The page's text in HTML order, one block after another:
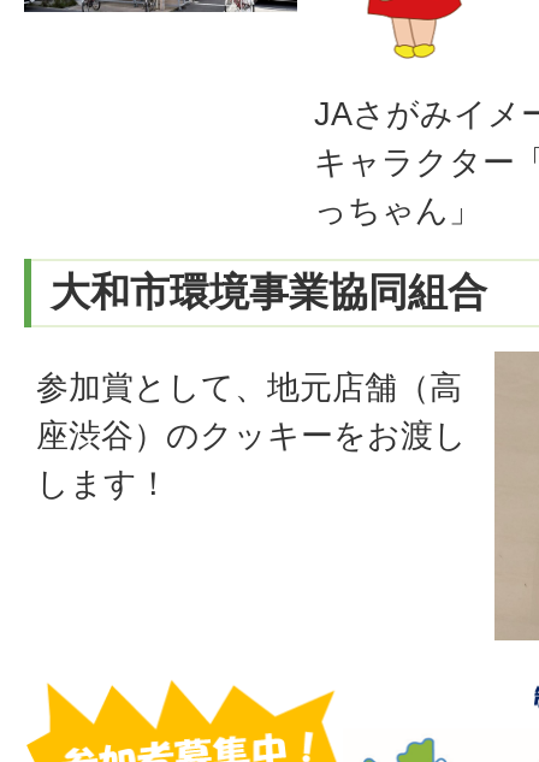
JAさがみイメ
キャラクター
っちゃん」
大和市環境事業協同組合
参加賞として、地元店舗（高
座渋谷）のクッキーをお渡し
します！